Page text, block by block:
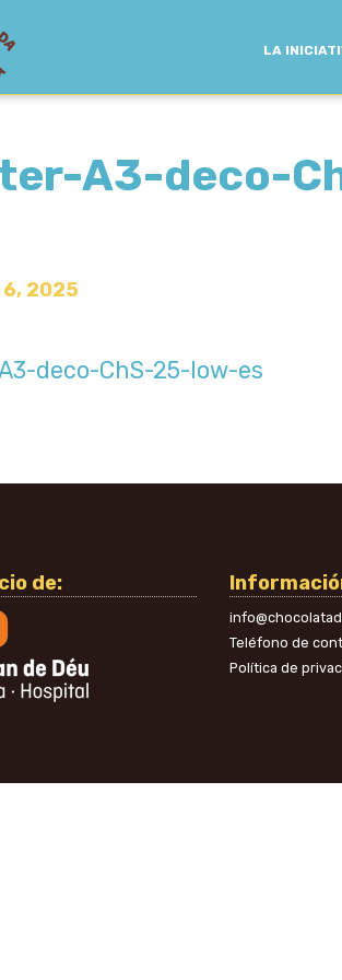
LA
A3-deco-
2025
deco-ChS-25-low-es
de:
Teléfono de
Política de